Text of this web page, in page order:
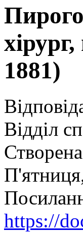
1881)
Відділ
https://